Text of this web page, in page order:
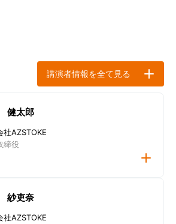
講演者情報を全て見る
健太郎
社AZSTOKE
締役
紗吏奈
社AZSTOKE